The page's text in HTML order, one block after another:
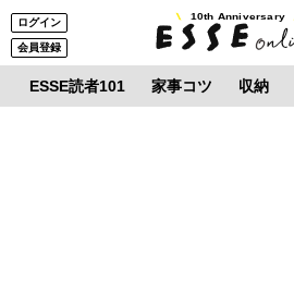
ログイン
会員登録
10th Anniversary
ESSE読者101 家事コツ 収納